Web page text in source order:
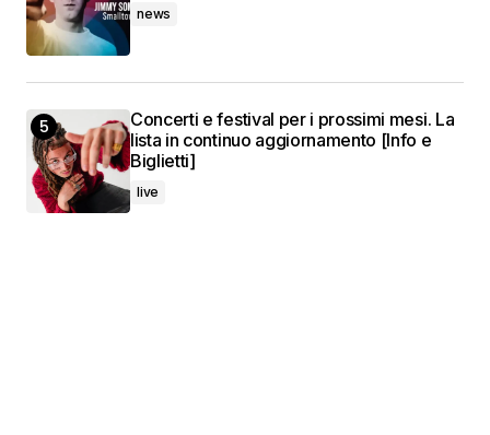
news
Concerti e festival per i prossimi mesi. La
lista in continuo aggiornamento [Info e
Biglietti]
live